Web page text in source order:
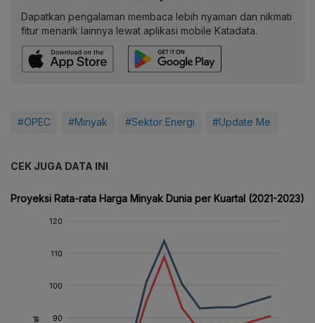
Dapatkan pengalaman membaca lebih nyaman dan nikmati
fitur menarik lainnya lewat aplikasi mobile Katadata.
#OPEC #Minyak #Sektor Energi #Update Me
CEK JUGA DATA INI